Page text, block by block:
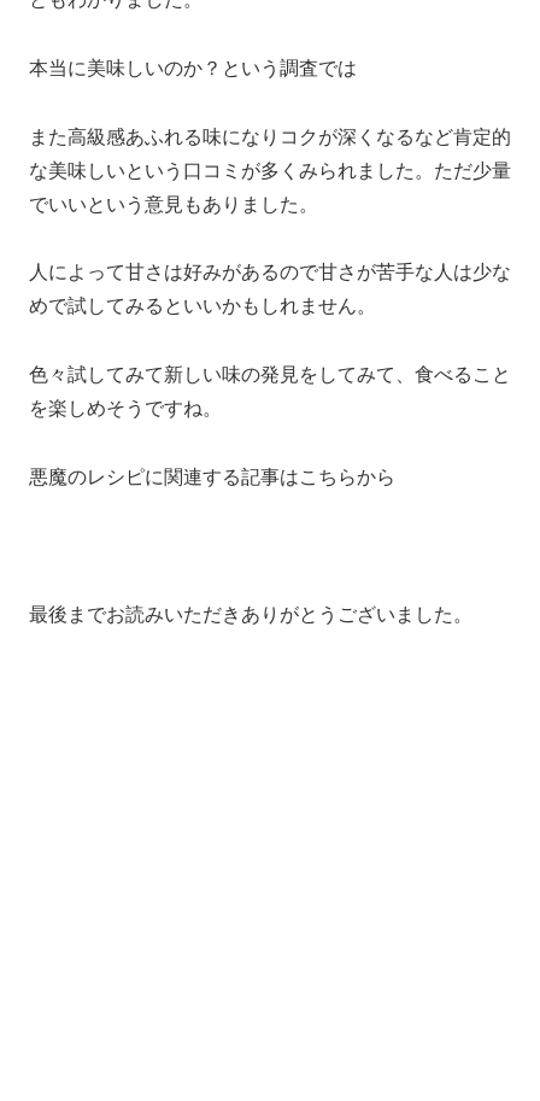
本当に美味しいのか？という調査では
また高級感あふれる味になりコクが深くなるなど肯定的
な美味しいという口コミが多くみられました。ただ少量
でいいという意見もありました。
人によって甘さは好みがあるので甘さが苦手な人は少な
めで試してみるといいかもしれません。
色々試してみて新しい味の発見をしてみて、食べること
を楽しめそうですね。
悪魔のレシピに関連する記事はこちらから
最後までお読みいただきありがとうございました。